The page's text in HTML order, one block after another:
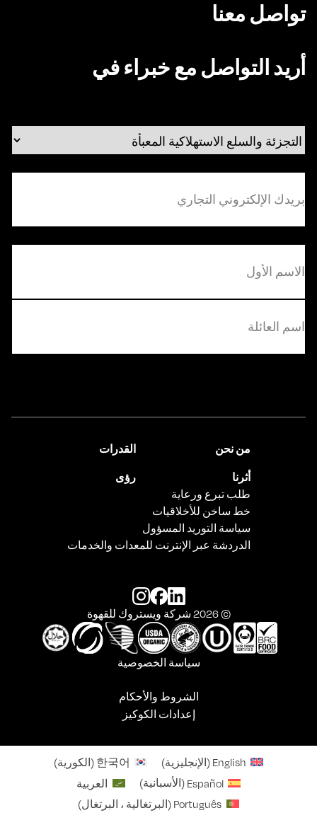
تواصل معنا
أريد التواصل مع خبراء في
الإلكتروني
من نحن القدرات
أثرنا رؤى
طلب تبرع ورعاية
خط ساخن للأخلاقيات
سياسة التوريد المسؤول
الدردشة عبر الإنترنت للمعدات والخدمات
© 2026 شركة ويستروك للقهوة
سياسة الخصوصية
الشروط والأحكام
إعدادات الكوكيز
English
(الإنجليزية)
한국어
(الكورية)
Español
(الأسبانية)
العربية
Português
(البرتغالية ، البرتغال)